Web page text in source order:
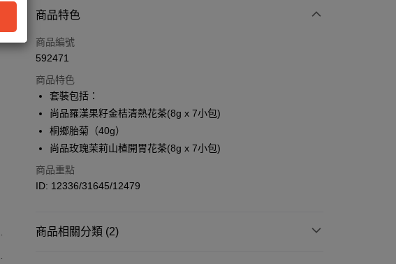
付款方式
信用卡
Google Pay
AlipayHK
PayMe
WeChat Pay
相關說明
商品特色
商品編號
592471
商品特色
套裝包括：
尚品羅漢果籽金桔清熱花茶(8g x 7小包)
桐鄉胎菊（40g）
尚品玫瑰茉莉山楂開胃花茶(8g x 7小包)
商品重點
ID: 12336/31645/12479
商品相關分類 (2)